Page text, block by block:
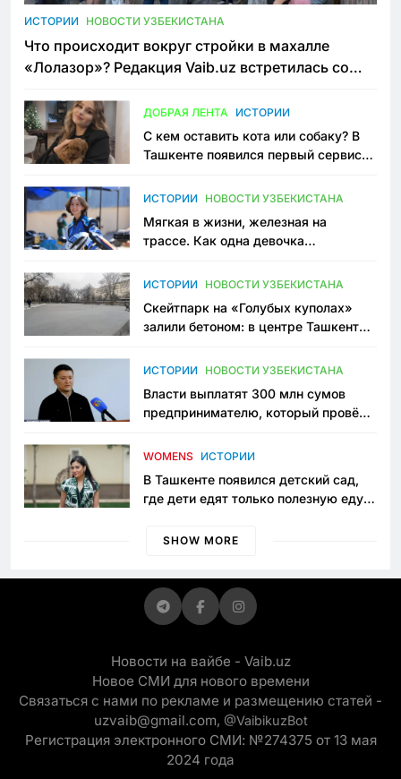
ИСТОРИИ НОВОСТИ УЗБЕКИСТАНА
Что происходит вокруг стройки в махалле
«Лолазор»? Редакция Vaib.uz встретилась со
ДОБРАЯ ЛЕНТА ИСТОРИИ
С кем оставить кота или собаку? В
Ташкенте появился первый сервис
ИСТОРИИ НОВОСТИ УЗБЕКИСТАНА
Мягкая в жизни, железная на
трассе. Как одна девочка
Узбекистане
ИСТОРИИ НОВОСТИ УЗБЕКИСТАНА
Скейтпарк на «Голубых куполах»
залили бетоном: в центре Ташкента
пространство
ИСТОРИИ НОВОСТИ УЗБЕКИСТАНА
Власти выплатят 300 млн сумов
предпринимателю, который провёл
приговору
WOMENS ИСТОРИИ
В Ташкенте появился детский сад,
где дети едят только полезную еду.
просить «кашу без сахара»
SHOW MORE
Новости на вайбе - Vaib.uz
Новое СМИ для нового времени
Связаться с нами по рекламе и размещению статей -
uzvaib@gmail.com, @VaibikuzBot
Регистрация электронного СМИ: №274375 от 13 мая
2024 года